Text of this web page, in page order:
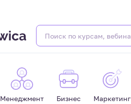
Менеджмент Бизнес Маркетинг